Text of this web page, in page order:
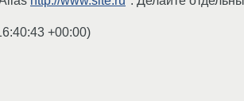
+00:00)